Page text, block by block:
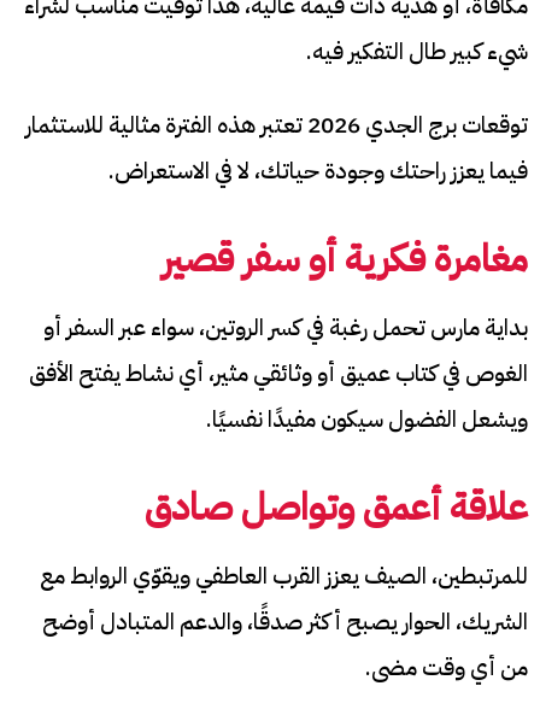
شيء كبير طال التفكير فيه.
توقعات برج الجدي 2026 تعتبر هذه الفترة مثالية للاستثمار
فيما يعزز راحتك وجودة حياتك، لا في الاستعراض.
مغامرة فكرية أو سفر قصير
بداية مارس تحمل رغبة في كسر الروتين، سواء عبر السفر أو
الغوص في كتاب عميق أو وثائقي مثير، أي نشاط يفتح الأفق
ويشعل الفضول سيكون مفيدًا نفسيًا.
علاقة أعمق وتواصل صادق
للمرتبطين، الصيف يعزز القرب العاطفي ويقوّي الروابط مع
الشريك، الحوار يصبح أكثر صدقًا، والدعم المتبادل أوضح
من أي وقت مضى.